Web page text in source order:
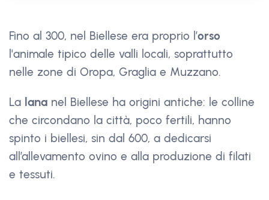
Fino al 300, nel Biellese era proprio l’orso
l'animale tipico delle valli locali, soprattutto
nelle zone di Oropa, Graglia e Muzzano.
La lana nel Biellese ha origini antiche: le colline
che circondano la città, poco fertili, hanno
spinto i biellesi, sin dal 600, a dedicarsi
all’allevamento ovino e alla produzione di filati
e tessuti.